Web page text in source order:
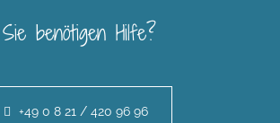
Sie benötigen Hilfe?
+49 0 8 21 / 420 96 96